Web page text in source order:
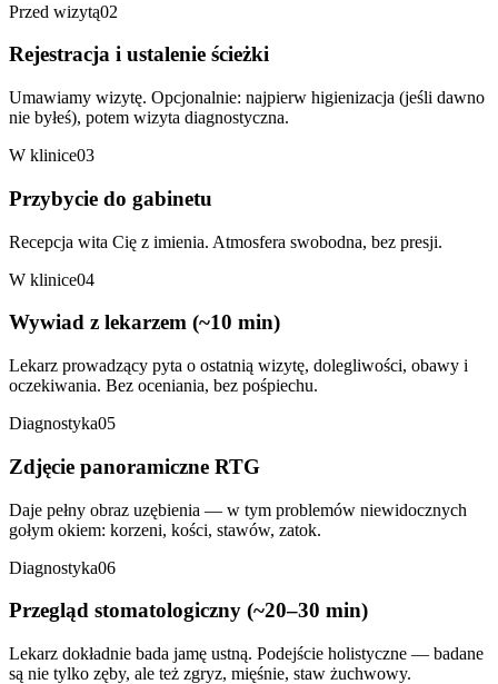
Przed wizytą02
Rejestracja i ustalenie ścieżki
Umawiamy wizytę. Opcjonalnie: najpierw higienizacja (jeśli dawno
nie byłeś), potem wizyta diagnostyczna.
W klinice03
Przybycie do gabinetu
Recepcja wita Cię z imienia. Atmosfera swobodna, bez presji.
W klinice04
Wywiad z lekarzem (~10 min)
Lekarz prowadzący pyta o ostatnią wizytę, dolegliwości, obawy i
oczekiwania. Bez oceniania, bez pośpiechu.
Diagnostyka05
Zdjęcie panoramiczne RTG
Daje pełny obraz uzębienia — w tym problemów niewidocznych
gołym okiem: korzeni, kości, stawów, zatok.
Diagnostyka06
Przegląd stomatologiczny (~20–30 min)
Lekarz dokładnie bada jamę ustną. Podejście holistyczne — badane
są nie tylko zęby, ale też zgryz, mięśnie, staw żuchwowy.